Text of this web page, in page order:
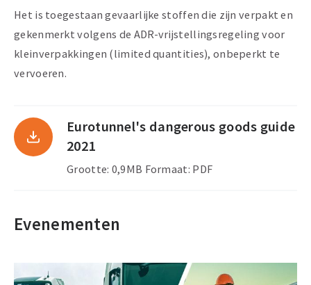
Het is toegestaan gevaarlijke stoffen die zijn verpakt en
gekenmerkt volgens de ADR-vrijstellingsregeling voor
kleinverpakkingen (limited quantities), onbeperkt te
vervoeren.
Eurotunnel's dangerous goods guide
2021
Grootte: 0,9MB Formaat: PDF
Evenementen